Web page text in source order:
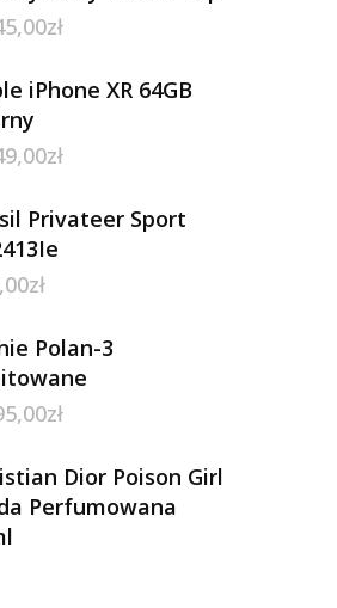
zł
iPhone XR 64GB
zł
Privateer Sport
zł
Polan-3
zł
Dior Poison Girl
Perfumowana